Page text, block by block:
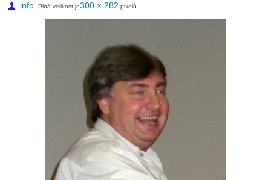
info Plná velikost je300 × 282 pixelů